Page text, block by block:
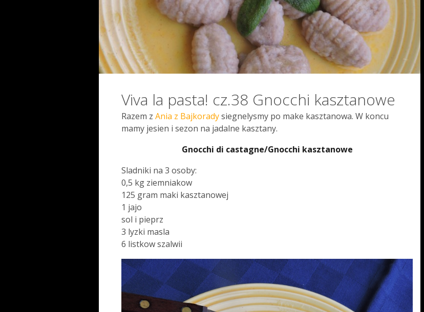
Viva la pasta! cz.38 Gnocchi kasztanowe
Razem z Ania z Bajkoradysiegnelysmy po make kasztanowa. W koncu
mamy jesien i sezon na jadalne kasztany.
Gnocchi di castagne/Gnocchi kasztanowe
Sladniki na 3 osoby:
0,5 kg ziemniakow
125 gram maki kasztanowej
1 jajo
sol i pieprz
3 lyzki masla
6 listkow szalwii